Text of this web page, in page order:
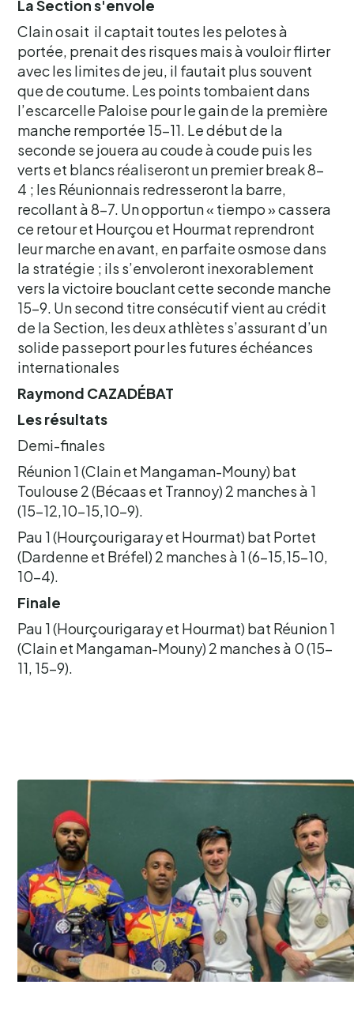
La Section s'envole
Clain osait il captait toutes les pelotes à
portée, prenait des risques mais à vouloir flirter
avec les limites de jeu, il fautait plus souvent
que de coutume. Les points tombaient dans
l’escarcelle Paloise pour le gain de la première
manche remportée 15-11. Le début de la
seconde se jouera au coude à coude puis les
verts et blancs réaliseront un premier break 8-
4 ; les Réunionnais redresseront la barre,
recollant à 8-7. Un opportun « tiempo » cassera
ce retour et Hourçou et Hourmat reprendront
leur marche en avant, en parfaite osmose dans
la stratégie ; ils s’envoleront inexorablement
vers la victoire bouclant cette seconde manche
15-9. Un second titre consécutif vient au crédit
de la Section, les deux athlètes s’assurant d’un
solide passeport pour les futures échéances
internationales
Raymond CAZADÉBAT
Les résultats
Demi-finales
Réunion 1 (Clain et Mangaman-Mouny) bat
Toulouse 2 (Bécaas et Trannoy) 2 manches à 1
(15-12,10-15,10-9).
Pau 1 (Hourçourigaray et Hourmat) bat Portet
(Dardenne et Bréfel) 2 manches à 1 (6-15,15-10,
10-4).
Finale
Pau 1 (Hourçourigaray et Hourmat) bat Réunion 1
(Clain et Mangaman-Mouny) 2 manches à 0 (15-
11, 15-9).